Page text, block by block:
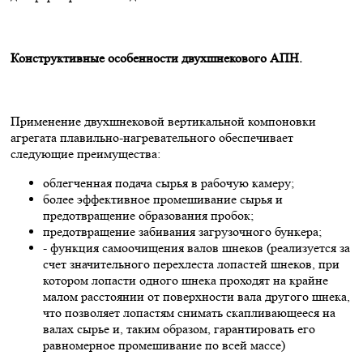
Конструктивные особенности двухшнекового АПН.
Применение двухшнековой вертикальной компоновки
агрегата плавильно-нагревательного обеспечивает
следующие преимущества:
облегченная подача сырья в рабочую камеру;
более эффективное промешивание сырья и
предотвращение образования пробок;
предотвращение забивания загрузочного бункера;
- функция самоочищения валов шнеков (реализуется за
счет значительного перехлеста лопастей шнеков, при
котором лопасти одного шнека проходят на крайне
малом расстоянии от поверхности вала другого шнека,
что позволяет лопастям снимать скапливающееся на
валах сырье и, таким образом, гарантировать его
равномерное промешивание по всей массе)